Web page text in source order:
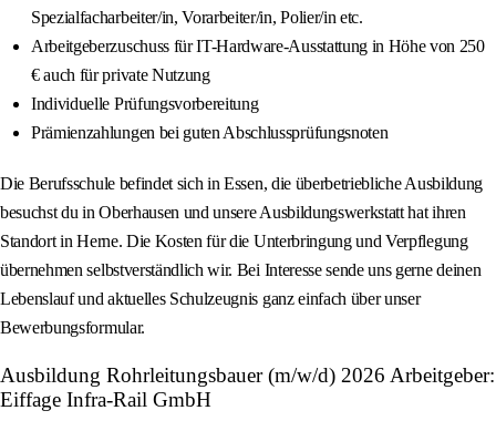
Spezialfacharbeiter/in, Vorarbeiter/in, Polier/in etc.
Arbeitgeberzuschuss für IT-Hardware-Ausstattung in Höhe von 250
€ auch für private Nutzung
Individuelle Prüfungsvorbereitung
Prämienzahlungen bei guten Abschlussprüfungsnoten
Die Berufsschule befindet sich in Essen, die überbetriebliche Ausbildung
besuchst du in Oberhausen und unsere Ausbildungswerkstatt hat ihren
Standort in Herne. Die Kosten für die Unterbringung und Verpflegung
übernehmen selbstverständlich wir. Bei Interesse sende uns gerne deinen
Lebenslauf und aktuelles Schulzeugnis ganz einfach über unser
Bewerbungsformular.
Ausbildung Rohrleitungsbauer (m/w/d) 2026 Arbeitgeber:
Eiffage Infra-Rail GmbH